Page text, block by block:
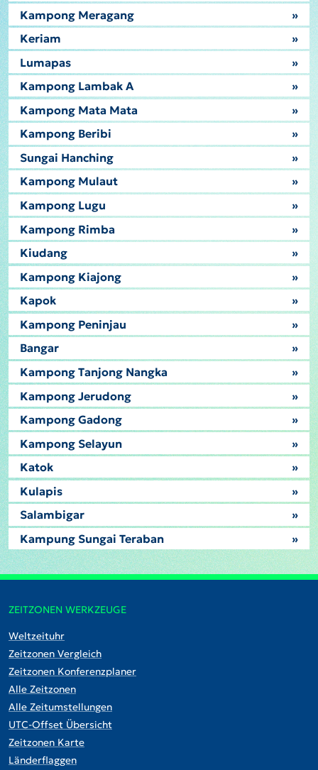
Kampong Meragang
»
Keriam
»
Lumapas
»
Kampong Lambak A
»
Kampong Mata Mata
»
Kampong Beribi
»
Sungai Hanching
»
Kampong Mulaut
»
Kampong Lugu
»
Kampong Rimba
»
Kiudang
»
Kampong Kiajong
»
Kapok
»
Kampong Peninjau
»
Bangar
»
Kampong Tanjong Nangka
»
Kampong Jerudong
»
Kampong Gadong
»
Kampong Selayun
»
Katok
»
Kulapis
»
Salambigar
»
Kampung Sungai Teraban
»
ZEITZONEN WERKZEUGE
Weltzeituhr
Zeitzonen Vergleich
Zeitzonen Konferenzplaner
Alle Zeitzonen
Alle Zeitumstellungen
UTC-Offset Übersicht
Zeitzonen Karte
Länderflaggen